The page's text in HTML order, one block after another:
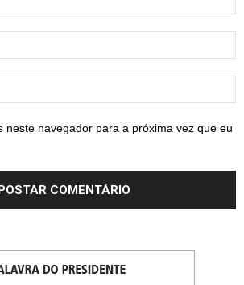
neste navegador para a próxima vez que eu